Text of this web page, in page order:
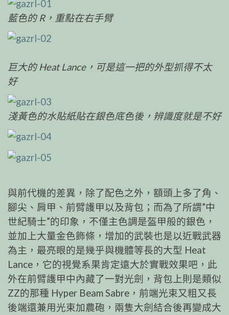
藍色的 R，重點在右手臂
巨大的 Heat Lance，可是這一把的外型抓得不太
好
淺黃色的水貼紙貼在銀色底色後，辨識度就是不好
與前代機的差異，除了配色之外，額頭上多了角、
腳尖、肩甲、前臂護甲以及背包；而為了所謂”中
世紀騎士”的印象，不僅主色調是盔甲般的銀色，
並加上大量金色飾條，增加的武裝也是以近戰武器
為主，最亮眼的是幾乎與機體等長的大型 Heat
Lance，它的視覺系果肯定遠大於實戰效果吧，此
外在前臂護甲中內藏了一對光劍，背包上則是類似
ZZ的那種 Hyper Beam Sabre，前端光束又粗又長
後端還兼用光束加農砲，兩隻大劍結合後再變成大